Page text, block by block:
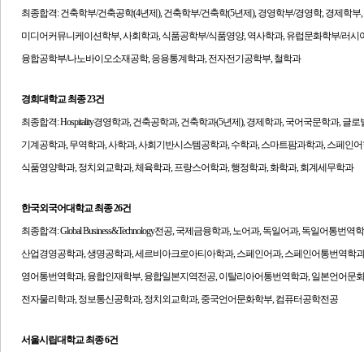
최종합격:건축학부/건축공학(4년제), 건축학부/건축학(5년제), 경영학부/경영학, 경제학부
미디어커뮤니케이션학부,사회학과, 식품공학부/식품영양, 역사학과, 유럽문화학부/러시
융합공학부/나노바이오소재공학, 응용통계학과, 전자전기공학부, 철학과
경희대학교 최종 23건
최종합격:Hospitality경영학과, 건축공학과, 건축학과(5년제), 경제학과, 국어국문학과, 글
기계공학과, 무역학과, 사학과, 사회기반시스템공학과, 수학과, 스마트팜과학과, 스페인
식품영양학과, 정치외교학과, 체육학과, 프랑스어학과, 행정학과, 화학과, 회계세무학과
한국외국어대학교 최종 26건
최종합격:Global Business&Technology전공, 국제금융학과, 노어과, 독일어과, 독일어통번역
산업경영공학과, 생명공학과, 세르비아크로아티아학과, 스페인어과, 스페인어통번역학
영어통번역학과, 융합인재학부, 융합일본지역전공, 이탈리아어통번역학과, 일본언어문
전자물리학과, 정보통신공학과, 정치외교학과, 중국언어문화학부, 컴퓨터공학전공
서울시립대학교 최종 6건